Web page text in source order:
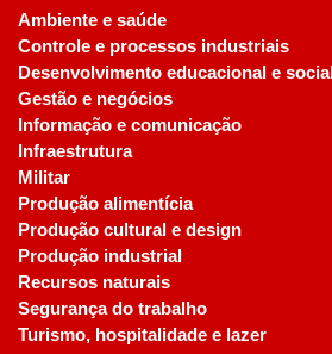
Ambiente e saúde
Controle e processos industriais
Desenvolvimento educacional e social
Gestão e negócios
Informação e comunicação
Infraestrutura
Militar
Produção alimentícia
Produção cultural e design
Produção industrial
Recursos naturais
Segurança do trabalho
Turismo, hospitalidade e lazer